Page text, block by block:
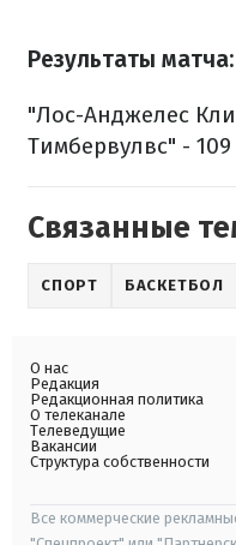
Результаты матча:
"Лос-Анджелес
Тимбервулвс" - 109
Связанные
СПОРТ БАСКЕТБОЛ
О нас
Редакция
Редакционная политика
О телеканале
Телеведущие
Вакансии
Структура собственности
Все коммерческие